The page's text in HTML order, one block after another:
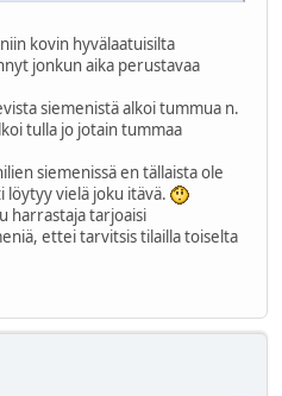
kovin hyvälaatuisilta
jonkun aika perustavaa
siemenistä alkoi tummua n.
tulla jo jotain tummaa
siemenissä en tällaista ole
vielä joku itävä.
harrastaja tarjoaisi
ettei tarvitsis tilailla toiselta